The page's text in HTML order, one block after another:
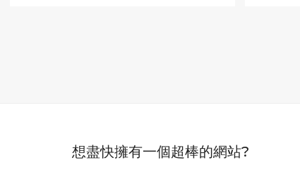
想盡快擁有一個超棒的網站?